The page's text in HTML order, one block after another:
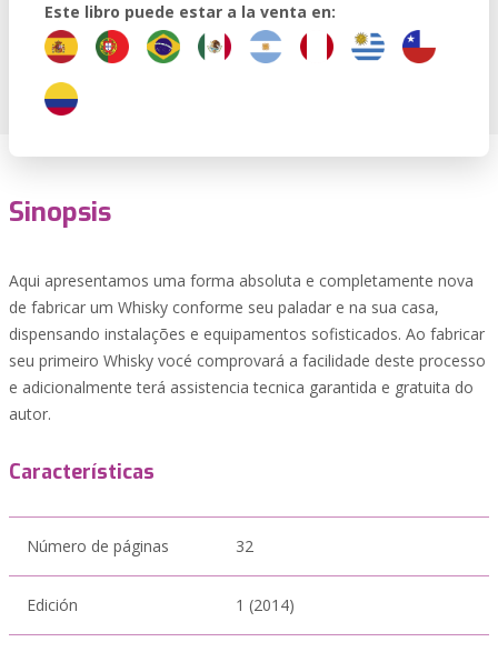
Este libro puede estar a la venta en:
Sinopsis
Aqui apresentamos uma forma absoluta e completamente nova
de fabricar um Whisky conforme seu paladar e na sua casa,
dispensando instalações e equipamentos sofisticados. Ao fabricar
seu primeiro Whisky vocé comprovará a facilidade deste processo
e adicionalmente terá assistencia tecnica garantida e gratuita do
autor.
Características
Número de páginas 32
Edición 1 (2014)